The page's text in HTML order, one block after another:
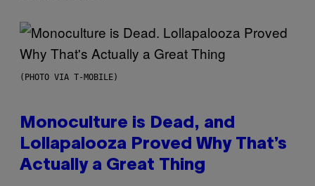
(PHOTO VIA T-MOBILE)
Monoculture is Dead, and
Lollapalooza Proved Why That’s
Actually a Great Thing